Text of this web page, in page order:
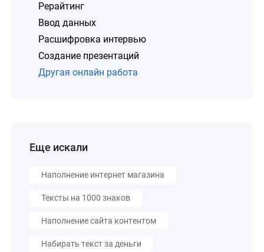
Рерайтинг
Ввод данных
Расшифровка интервью
Создание презентаций
Другая онлайн работа
Еще искали
Наполнение интернет магазина
Тексты на 1000 знаков
Наполнение сайта контентом
Набирать текст за деньги